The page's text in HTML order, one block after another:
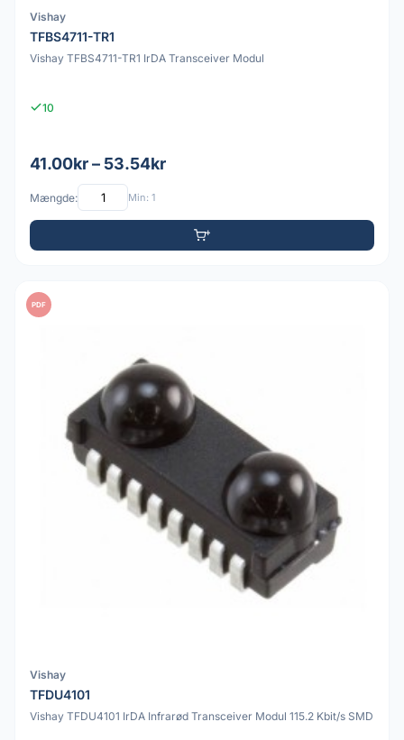
Vishay
TFBS4711-TR1
Vishay TFBS4711-TR1 IrDA Transceiver Modul
10
41.00kr – 53.54kr
Mængde: Min: 1
PDF
Vishay
TFDU4101
Vishay TFDU4101 IrDA Infrarød Transceiver Modul 115.2 Kbit/s SMD